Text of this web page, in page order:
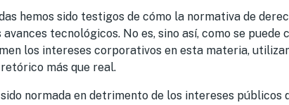
hemos sido testigos de cómo la normativa de
tecnológicos. No es, sino así, como se puede
los intereses corporativos en esta materia,
más que real.
normada en detrimento de los intereses públicos